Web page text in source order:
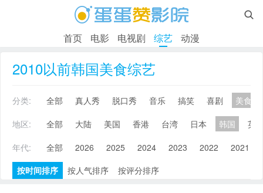

首页 电影 电视剧 综艺 动漫
2010以前韩国美食综艺
分类: 全部 真人秀 脱口秀 音乐 搞笑 喜剧
美食
地区:
全部 大陆 美国 香港 台湾 日本 韩国
英
年代:
全部 2026 2025 2024 2023 2022 2021
按时间排序
按人气排序 按评分排序